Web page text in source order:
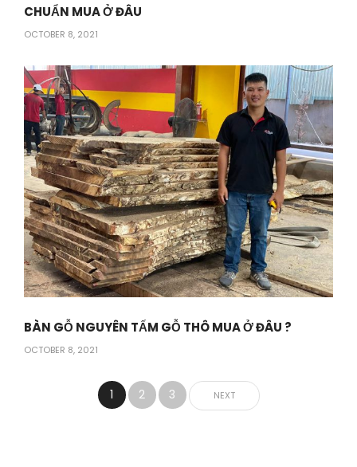
CHUẨN MUA Ở ĐÂU
OCTOBER 8, 2021
BÀN GỖ NGUYÊN TẤM GỖ THÔ MUA Ở ĐÂU ?
OCTOBER 8, 2021
1 2 3 NEXT